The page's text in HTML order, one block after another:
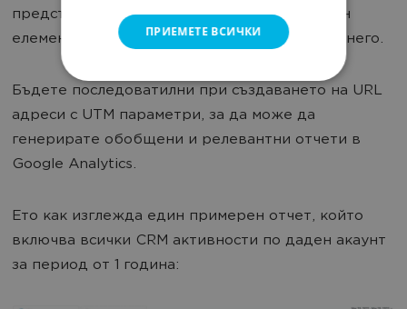
представа за количеството трафик от даден
елемент в имейл шаблона и резултатите от него.
Бъдете последоватилни при създаването на URL
адреси с UTM параметри, за да може да
генерирате обобщени и релевантни отчети в
Google Analytics.
Ето как изглежда един примерен отчет, който
включва всички CRM активности по даден акаунт
за период от 1 година:
ПРИЕМЕТЕ ВСИЧКИ